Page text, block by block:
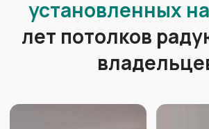
Продемонстрирует образцы
материалов, каталоги
комплектующих и освещения
Сделает замерпомещения
профессиональным